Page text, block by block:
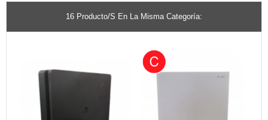
16 Producto/s En La Misma Categoría: